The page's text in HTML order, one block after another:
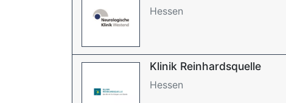
Hessen
Klinik Reinhardsquelle
Hessen